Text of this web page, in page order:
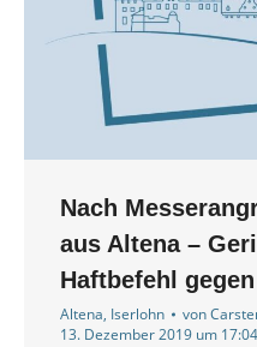
Nach
aus Altena –
Haftbefehl
Altena, Iserlohn von
13. Dezember 2019 um 17:04